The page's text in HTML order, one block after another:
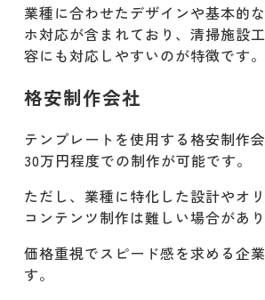
業種に合わせたデザインや基本的
ホ対応が含まれており、清掃施設
容にも対応しやすいのが特徴です。
格安制作会社
テンプレートを使用する格安制作
30万円程度での制作が可能です。
ただし、業種に特化した設計やオ
コンテンツ制作は難しい場合があり
価格重視でスピード感を求める企
す。